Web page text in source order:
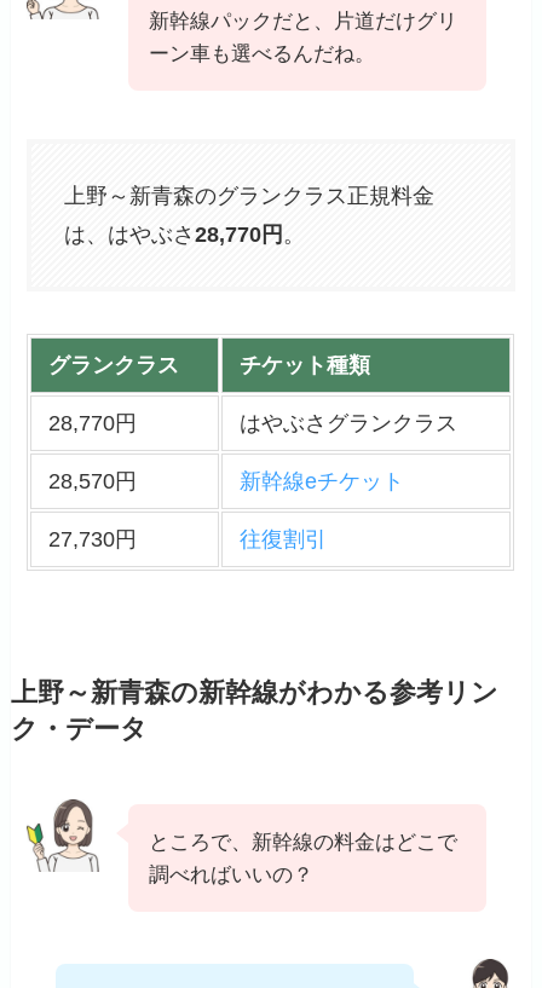
新幹線パックだと、片道だけグリ
ーン車も選べるんだね。
上野～新青森のグランクラス正規料金
は、はやぶさ28,770円 。
グランクラス チケット種類
28,770円 はやぶさグランクラス
28,570円 新幹線eチケット
27,730円 往復割引
上野～新青森の新幹線がわかる参考リン
ク・データ
ところで、新幹線の料金はどこで
調べればいいの？